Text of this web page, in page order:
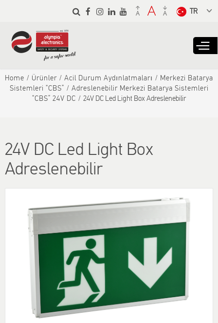
Skip to
main
from the
dropdown
to translate
Home Ürünler Αcil Durum Aydınlatmaları
Merkezi Batarya
Sistemleri “CBS”
Adreslenebilir Merkezi Batarya Sistemleri
“CBS” 24V DC
24V DC Led Light Box Adreslenebilir
24V DC Led Light Box
Adreslenebilir